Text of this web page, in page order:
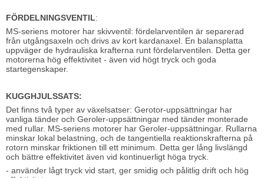
FÖRDELNINGSVENTIL:
MS-seriens motorer har skivventil: fördelarventilen är separerad
från utgångsaxeln och drivs av kort kardanaxel. En balansplatta
uppväger de hydrauliska krafterna runt fördelarventilen. Detta ger
motorerna hög effektivitet - även vid högt tryck och goda
startegenskaper.
KUGGHJULSSATS:
Det finns två typer av växelsatser: Gerotor-uppsättningar har
vanliga tänder och Geroler-uppsättningar med tänder monterade
med rullar. MS-seriens motorer har Geroler-uppsättningar. Rullarna
minskar lokal belastning, och de tangentiella reaktionskrafterna på
rotorn minskar friktionen till ett minimum. Detta ger lång livslängd
och bättre effektivitet även vid kontinuerligt höga tryck.
- använder lågt tryck vid start, ger smidig och pålitlig drift och hög